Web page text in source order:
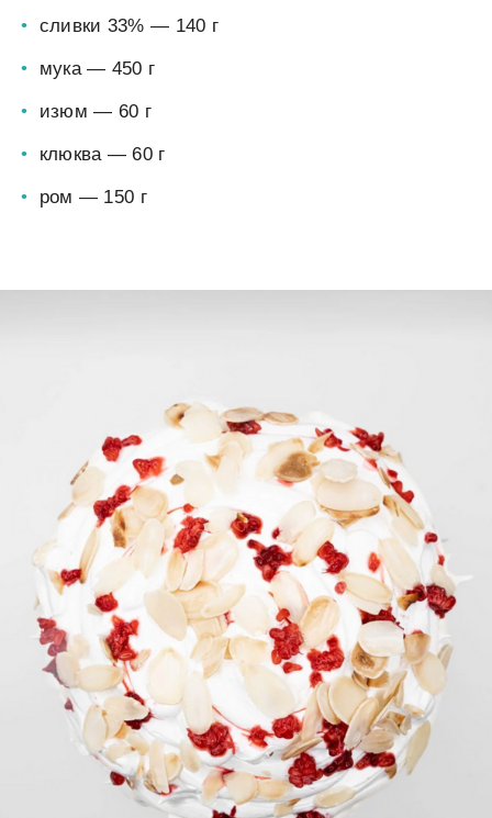
сливки 33% — 140 г
мука — 450 г
изюм — 60 г
клюква — 60 г
ром — 150 г